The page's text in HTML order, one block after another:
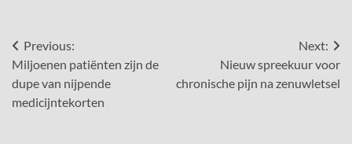
Bericht
navigatie
Previous:
Miljoenen patiënten zijn de
dupe van nijpende
medicijntekorten
Next:
Nieuw spreekuur voor
chronische pijn na zenuwletsel